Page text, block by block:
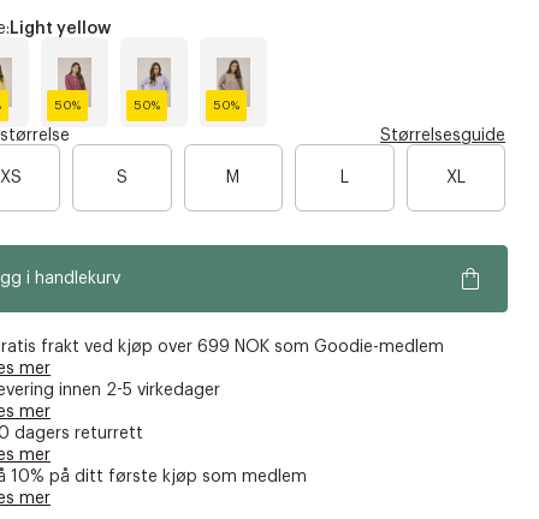
Light yellow
L
h
50%
o
a
x
50%
a
d
r
50%
a
d
t
r
Størrelsesguide
XS S M L XL
i handlekurv
frakt ved kjøp over 699 NOK som Goodie-medlem
mer
innen 2-5 virkedager
mer
dagers returrett
mer
10% på ditt første kjøp som medlem
mer